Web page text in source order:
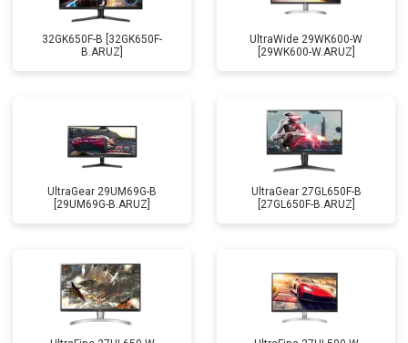
32GK650F-B [32GK650F-
B.ARUZ]
UltraWide 29WK600-W
[29WK600-W.ARUZ]
UltraGear 29UM69G-B
[29UM69G-B.ARUZ]
UltraGear 27GL650F-B
[27GL650F-B.ARUZ]